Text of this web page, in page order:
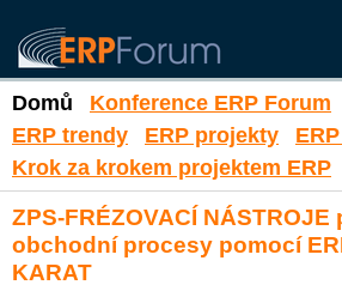
Domů Konference ERP Forum
ERP trendy
ERP projekty
Krok za krokem projektem ERP
ZPS-FRÉZOVACÍ
obchodní procesy pomocí
KARAT